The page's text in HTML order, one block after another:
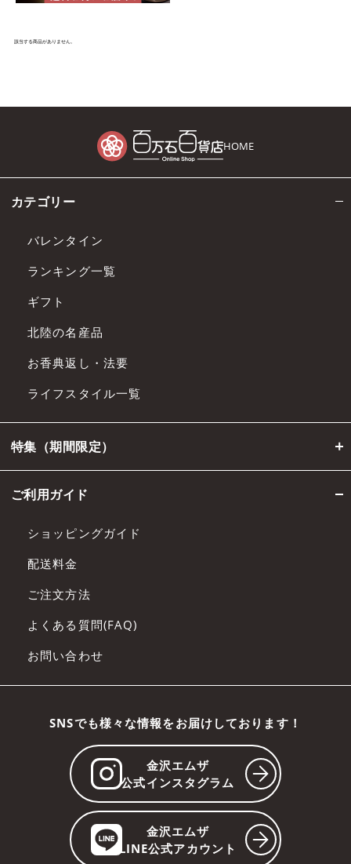
該当する商品がありません。
HOME
カテゴリー
バレンタイン
ランキング一覧
ギフト
北陸の名産品
お香典返し・法要
ライフスタイル一覧
特集（期間限定）
ご利用ガイド
ショッピングガイド
配送料金
ご注文方法
よくある質問(FAQ)
お問い合わせ
SNSでも様々な情報をお届けしております！
金沢エムザ
公式インスタグラム
金沢エムザ
LINE公式アカウント